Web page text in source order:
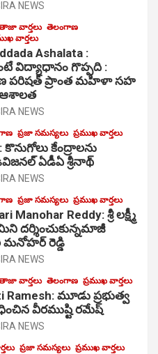
NEWS
వార్తలు తెలంగాణ
వార్తలు
Ashalata :
విద్యాధానం గొప్పది :
పరిషత్ ప్రాంత మహిళా సహ
ఆశాలత
NEWS
ప్రజా సమస్యలు ప్రముఖ వార్తలు
కొనుగోలు కేంద్రాల‌ను
ఏడీఏ శ్రీనాథ్
NEWS
ప్రజా సమస్యలు ప్రముఖ వార్తలు
Manohar Reddy: శ్రీ లక్ష్మీ
దర్శించుకున్నమాజీ
మనోహర్ రెడ్డి
NEWS
వార్తలు తెలంగాణ ప్రముఖ వార్తలు
Ramesh: మూడు ప్రభుత్వ
వీరముష్టి రమేష్
NEWS
ప్రజా సమస్యలు ప్రముఖ వార్తలు